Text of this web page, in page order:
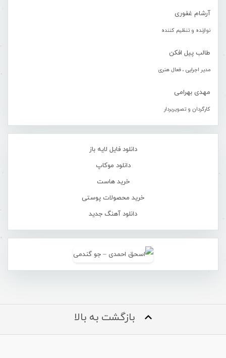
آرشام غفوری
نوازنده و تنظیم کننده
طالب پیل افکن
مدیر اجرایی ، فعال هنری
مهدی بهرامی
کارگردان و تصویربردار
دانلود فایل لایه باز
دانلود موکاپ
خرید هاست
خرید محصولات پوستی
دانلود آهنگ جدید
بازگشت به بالا